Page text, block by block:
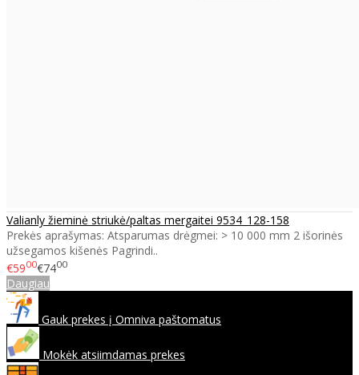
Valianly žieminė striukė/paltas mergaitei 9534_128-158
Prekės aprašymas: Atsparumas drėgmei: > 10 000 mm 2 išorinės
užsegamos kišenės Pagrindi..
€5900€7400
Daugiau
Gauk prekes į Omniva paštomatus
Mokėk atsiimdamas prekes